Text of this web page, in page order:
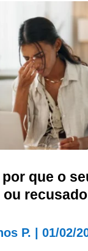
que o
P. 01/02/